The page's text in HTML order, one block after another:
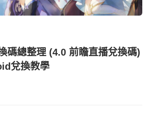
碼總整理 (4.0 前瞻直播兌換碼)
兌換教學